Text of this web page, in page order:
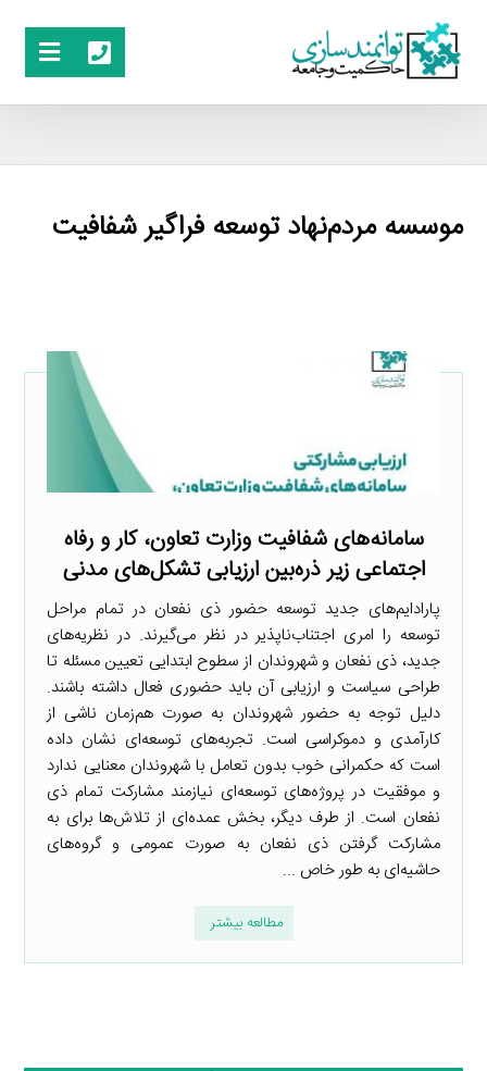
موسسه مردم‌نهاد توسعه فراگیر شفافیت
سامانه‌های شفافیت وزارت تعاون، کار و رفاه
اجتماعی زیر ذره‌بین ارزیابی تشکل‌های مدنی
پارادایم‌های جدید توسعه حضور ذی نفعان در تمام مراحل
توسعه را امری اجتناب‌ناپذیر در نظر می‌گیرند. در نظریه‌های
جدید، ذی نفعان و شهروندان از سطوح ابتدایی تعیین مسئله تا
طراحی سیاست و ارزیابی آن باید حضوری فعال داشته باشند.
دلیل توجه به حضور شهروندان به صورت هم‌زمان ناشی از
کارآمدی و دموکراسی است. تجربه‌های توسعه‌ای نشان داده
است که حکمرانی خوب بدون تعامل با شهروندان معنایی ندارد
و موفقیت در پروژه‌های توسعه‌ای نیازمند مشارکت تمام ذی
نفعان است. از طرف دیگر، بخش عمده‌ای از تلاش‌ها برای به
مشارکت گرفتن ذی نفعان به صورت عمومی و گروه‌های
حاشیه‌ای به طور خاص ...
مطالعه بیشتر